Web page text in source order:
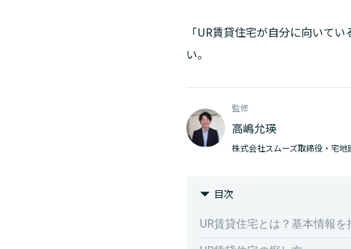
「UR賃貸住宅が自分に向いて
い。
監修
高嶋允瑛
株式会社スムーズ取締役・宅地
目次
UR賃貸住宅とは？基本情報を